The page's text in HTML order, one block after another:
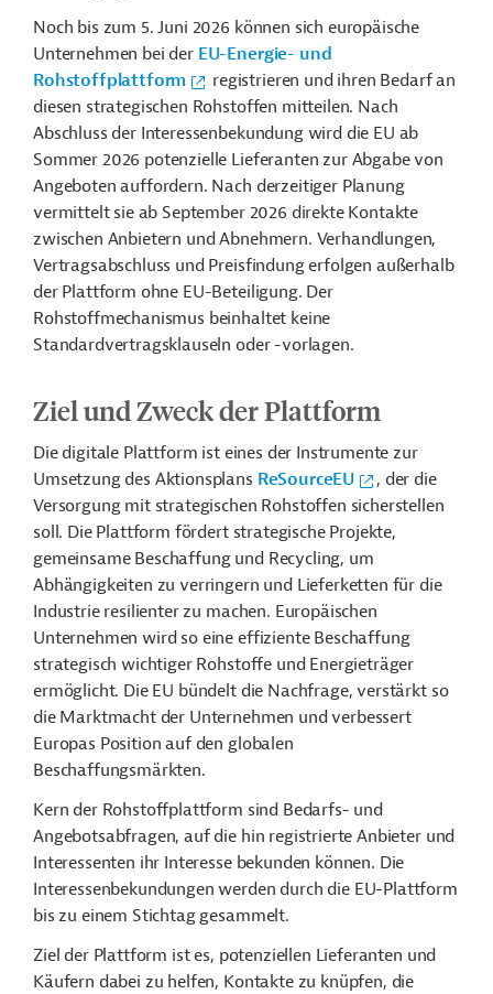
Noch bis zum 5. Juni 2026 können sich europäische
Unternehmen bei der EU-Energie- und
Rohstoffplattform
registrieren und ihren Bedarf an
diesen strategischen Rohstoffen mitteilen. Nach
Abschluss der Interessenbekundung wird die EU ab
Sommer 2026 potenzielle Lieferanten zur Abgabe von
Angeboten auffordern. Nach derzeitiger Planung
vermittelt sie ab September 2026 direkte Kontakte
zwischen Anbietern und Abnehmern. Verhandlungen,
Vertragsabschluss und Preisfindung erfolgen außerhalb
der Plattform ohne EU-Beteiligung. Der
Rohstoffmechanismus beinhaltet keine
Standardvertragsklauseln oder -vorlagen.
Ziel und Zweck der Plattform
Die digitale Plattform ist eines der Instrumente zur
Umsetzung des Aktionsplans ReSourceEU
, der die
Versorgung mit strategischen Rohstoffen sicherstellen
soll. Die Plattform fördert strategische Projekte,
gemeinsame Beschaffung und Recycling, um
Abhängigkeiten zu verringern und Lieferketten für die
Industrie resilienter zu machen. Europäischen
Unternehmen wird so eine effiziente Beschaffung
strategisch wichtiger Rohstoffe und Energieträger
ermöglicht. Die EU bündelt die Nachfrage, verstärkt so
die Marktmacht der Unternehmen und verbessert
Europas Position auf den globalen
Beschaffungsmärkten.
Kern der Rohstoffplattform sind Bedarfs- und
Angebotsabfragen, auf die hin registrierte Anbieter und
Interessenten ihr Interesse bekunden können. Die
Interessenbekundungen werden durch die EU-Plattform
bis zu einem Stichtag gesammelt.
Ziel der Plattform ist es, potenziellen Lieferanten und
Käufern dabei zu helfen, Kontakte zu knüpfen, die